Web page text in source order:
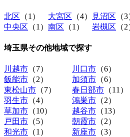
北区 （1） 大宮区 （4） 見沼区 （3
中央区 （1） 南区 （1） 岩槻区 （2
埼玉県その他地域で探す
川越市 （7） 川口市 （6）
飯能市 （2） 加須市 （6）
東松山市 （7） 春日部市 （11）
羽生市 （4） 鴻巣市 （2）
草加市 （10） 越谷市 （13）
戸田市 （5） 朝霞市 （2）
和光市 （1） 新座市 （3）